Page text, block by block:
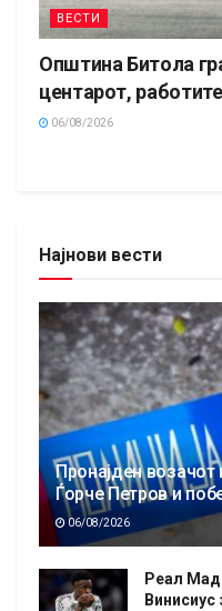
ВЕСТИ
Општина Битола
центарот,
06/08/2026
Најнови вести
Пронајден возачот
Ѓорче Петров и
06/08/2026
Реал